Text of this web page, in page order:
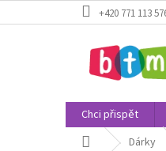
na
+420 771 113
Chci přispět
Domů Dárky